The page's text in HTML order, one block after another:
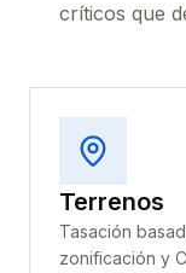
críticos que
Terrenos
Tasación
zonificación y